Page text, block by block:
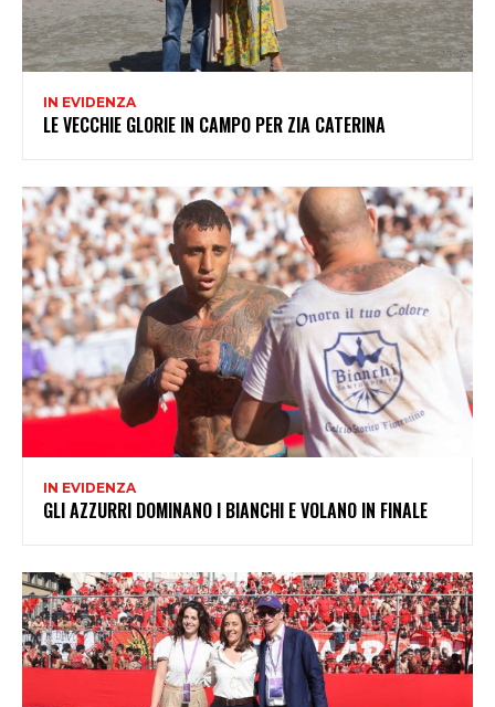
IN EVIDENZA
LE VECCHIE GLORIE IN CAMPO PER ZIA CATERINA
IN EVIDENZA
GLI AZZURRI DOMINANO I BIANCHI E VOLANO IN FINALE